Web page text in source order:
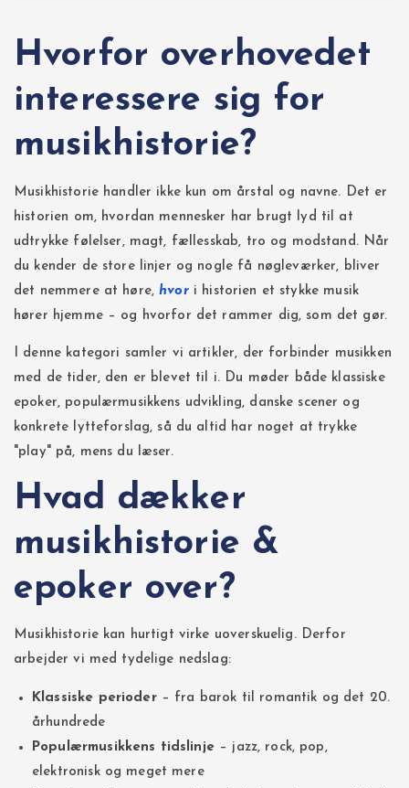
Hvorfor overhovedet
interessere sig for
musikhistorie?
Musikhistorie handler ikke kun om årstal og navne. Det er
historien om, hvordan mennesker har brugt lyd til at
udtrykke følelser, magt, fællesskab, tro og modstand. Når
du kender de store linjer og nogle få nøgleværker, bliver
det nemmere at høre,hvori historien et stykke musik
hører hjemme – og hvorfor det rammer dig, som det gør.
I denne kategori samler vi artikler, der forbinder musikken
med de tider, den er blevet til i. Du møder både klassiske
epoker, populærmusikkens udvikling, danske scener og
konkrete lytteforslag, så du altid har noget at trykke
"play" på, mens du læser.
Hvad dækker
musikhistorie &
epoker over?
Musikhistorie kan hurtigt virke uoverskuelig. Derfor
arbejder vi med tydelige nedslag:
Klassiske perioder– fra barok til romantik og det 20.
århundrede
Populærmusikkens tidslinje – jazz, rock, pop,
elektronisk og meget mere